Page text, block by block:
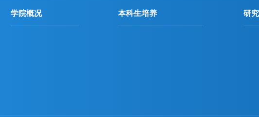
学院概况 本科生培养 研